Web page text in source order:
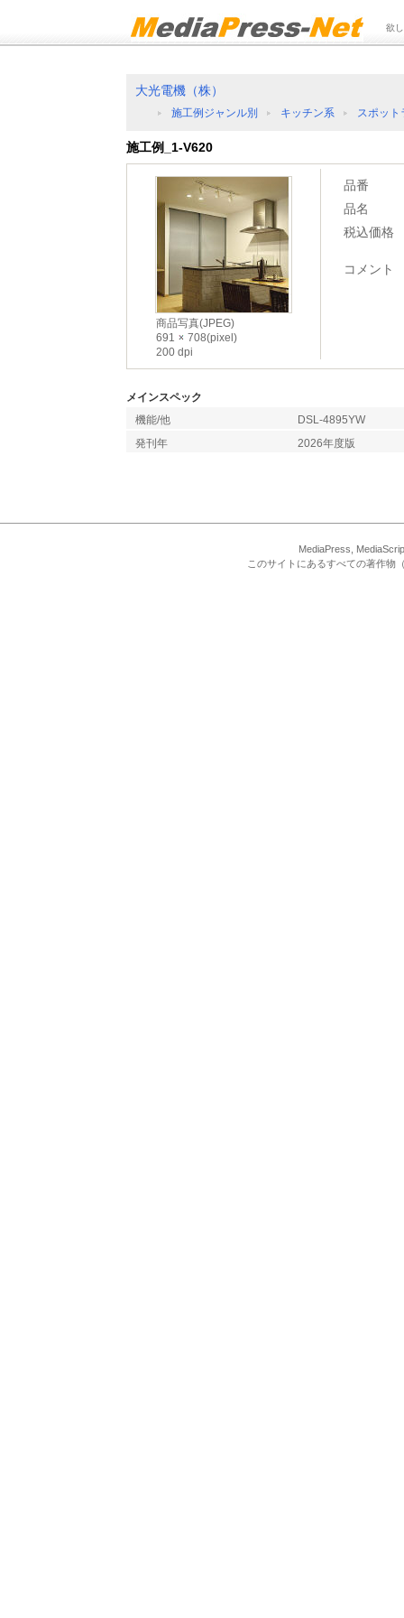
欲
大光電機（株）
施工例ジャンル別 キッチン系 スポット
施工例_1-V620
商品写真(JPEG)
691
708(pixel)
200 dpi
品番
品名
税込価格
コメント
メインスペック
機能/他
DSL-4895YW
発刊年
2026年度版
MediaPress,
このサイトにあるすべての著作物